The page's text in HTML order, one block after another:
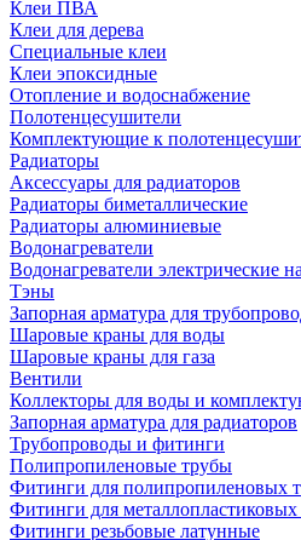
Клеи ПВА
Клеи для дерева
Специальные клеи
Клеи эпоксидные
Отопление и водоснабжение
Полотенцесушители
Комплектующие к
Радиаторы
Аксессуары для радиаторов
Радиаторы биметаллические
Радиаторы алюминиевые
Водонагреватели
Водонагреватели электрические
Тэны
Запорная арматура для
Шаровые краны для воды
Шаровые краны для газа
Вентили
Коллекторы для воды и
Запорная арматура для радиаторов
Трубопроводы и фитинги
Полипропиленовые трубы
Фитинги для полипропиленовых
Фитинги для металлопластиковых
Фитинги резьбовые латунные